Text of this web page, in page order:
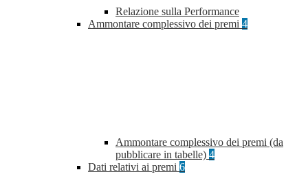
Relazione sulla Performance
Ammontare complessivo dei premi 4
Ammontare complessivo dei premi (da
pubblicare in tabelle) 4
Dati relativi ai premi 6